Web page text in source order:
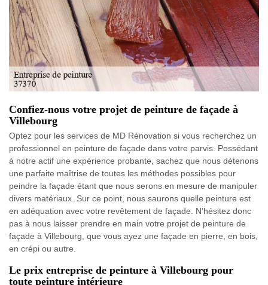
Confiez-nous votre projet de peinture de façade à
Villebourg
Optez pour les services de MD Rénovation si vous recherchez un
professionnel en peinture de façade dans votre parvis. Possédant
à notre actif une expérience probante, sachez que nous détenons
une parfaite maîtrise de toutes les méthodes possibles pour
peindre la façade étant que nous serons en mesure de manipuler
divers matériaux. Sur ce point, nous saurons quelle peinture est
en adéquation avec votre revêtement de façade. N’hésitez donc
pas à nous laisser prendre en main votre projet de peinture de
façade à Villebourg, que vous ayez une façade en pierre, en bois,
en crépi ou autre.
Le prix entreprise de peinture à Villebourg pour
toute peinture intérieure